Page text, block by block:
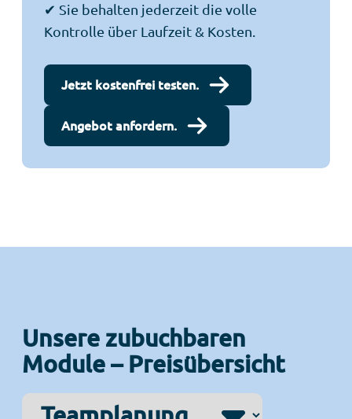
✔ Sie behalten jederzeit die volle
Kontrolle über Laufzeit & Kosten.
Jetzt kostenfrei testen.
Angebot anfordern.
Unsere zubuchbaren
Module – Preisübersicht